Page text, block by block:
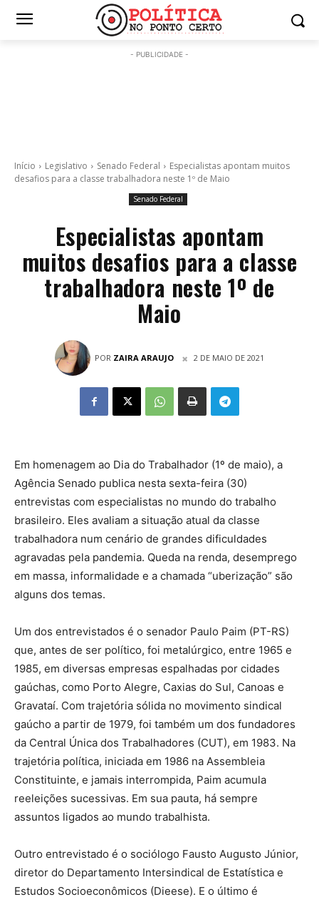
- PUBLICIDADE -
Início Legislativo Senado Federal
Especialistas apontam muitos
desafios para a classe trabalhadora neste 1º de Maio
Senado Federal
Especialistas apontam
muitos desafios para a classe
trabalhadora neste 1º de
Maio
POR ZAIRA ARAUJO 2 DE MAIO DE 2021
Em homenagem ao Dia do Trabalhador (1º de maio), a
Agência Senado publica nesta sexta-feira (30)
entrevistas com especialistas no mundo do trabalho
brasileiro. Eles avaliam a situação atual da classe
trabalhadora num cenário de grandes dificuldades
agravadas pela pandemia. Queda na renda, desemprego
em massa, informalidade e a chamada “uberização” são
alguns dos temas.
Um dos entrevistados é o senador Paulo Paim (PT-RS)
que, antes de ser político, foi metalúrgico, entre 1965 e
1985, em diversas empresas espalhadas por cidades
gaúchas, como Porto Alegre, Caxias do Sul, Canoas e
Gravataí. Com trajetória sólida no movimento sindical
gaúcho a partir de 1979, foi também um dos fundadores
da Central Única dos Trabalhadores (CUT), em 1983. Na
trajetória política, iniciada em 1986 na Assembleia
Constituinte, e jamais interrompida, Paim acumula
reeleições sucessivas. Em sua pauta, há sempre
assuntos ligados ao mundo trabalhista.
Outro entrevistado é o sociólogo Fausto Augusto Júnior,
diretor do Departamento Intersindical de Estatística e
Estudos Socioeconômicos (Dieese). E o último é